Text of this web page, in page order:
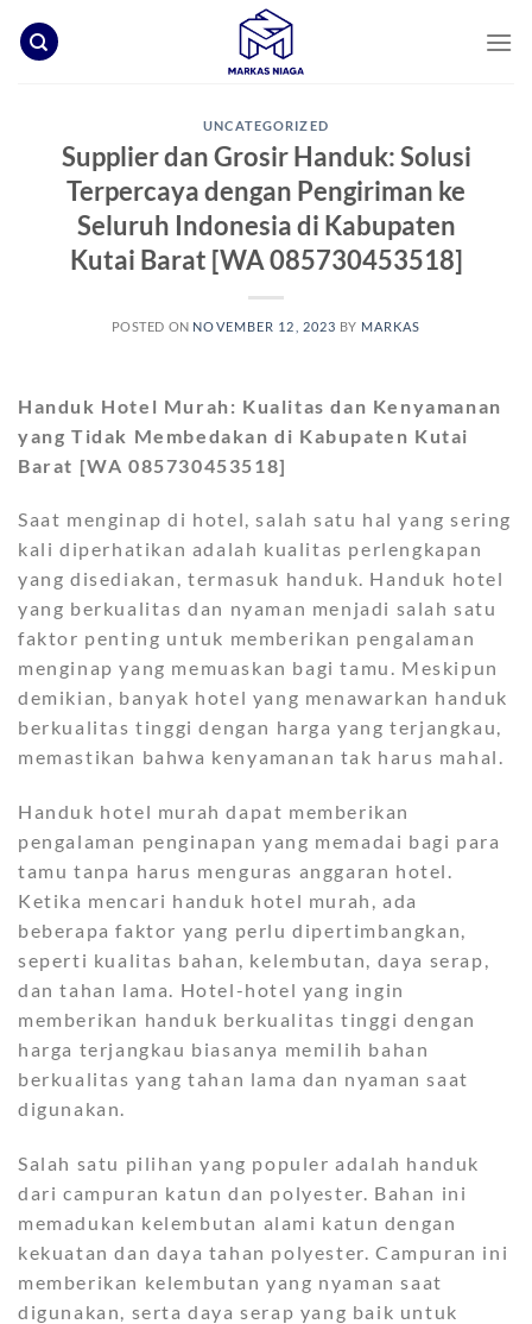
to
UNCATEGORIZED
Supplier dan Grosir Handuk: Solusi
Terpercaya dengan Pengiriman ke
Seluruh Indonesia di Kabupaten
Kutai Barat [WA 085730453518]
POSTED ON NOVEMBER 12, 2023 BY MARKAS
Handuk Hotel Murah: Kualitas dan Kenyamanan
yang Tidak Membedakan di Kabupaten Kutai
Barat [WA 085730453518]
Saat menginap di hotel, salah satu hal yang sering
kali diperhatikan adalah kualitas perlengkapan
yang disediakan, termasuk handuk. Handuk hotel
yang berkualitas dan nyaman menjadi salah satu
faktor penting untuk memberikan pengalaman
menginap yang memuaskan bagi tamu. Meskipun
demikian, banyak hotel yang menawarkan handuk
berkualitas tinggi dengan harga yang terjangkau,
memastikan bahwa kenyamanan tak harus mahal.
Handuk hotel murah dapat memberikan
pengalaman penginapan yang memadai bagi para
tamu tanpa harus menguras anggaran hotel.
Ketika mencari handuk hotel murah, ada
beberapa faktor yang perlu dipertimbangkan,
seperti kualitas bahan, kelembutan, daya serap,
dan tahan lama. Hotel-hotel yang ingin
memberikan handuk berkualitas tinggi dengan
harga terjangkau biasanya memilih bahan
berkualitas yang tahan lama dan nyaman saat
digunakan.
Salah satu pilihan yang populer adalah handuk
dari campuran katun dan polyester. Bahan ini
memadukan kelembutan alami katun dengan
kekuatan dan daya tahan polyester. Campuran ini
memberikan kelembutan yang nyaman saat
digunakan, serta daya serap yang baik untuk